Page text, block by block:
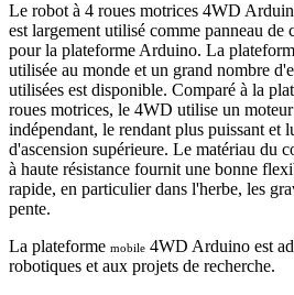
Le robot à 4 roues motrices 4WD
est largement utilisé comme panneau de
pour la plateforme Arduino. La
utilisée au monde et un grand nombre
utilisées est disponible. Comparé à la
roues motrices, le 4WD utilise un
indépendant, le rendant plus puissant et
d'ascension supérieure. Le matériau du
à haute résistance fournit une bonne
rapide, en particulier dans l'herbe, les
pente.
La plateforme mobile 4WD Arduino est
robotiques et aux projets de recherche.